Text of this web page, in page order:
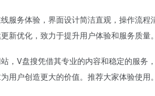
服务体验，界面设计简洁直观，操作流
新优化，致力于提升用户体验和服务质量。
，V盘搜凭借其专业的内容和稳定的服务
用户创造更大的价值。推荐大家体验使用。